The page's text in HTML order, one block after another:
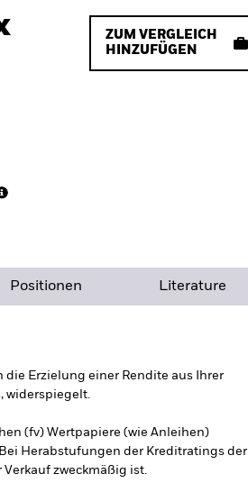
ZUM VERGLEICH
HINZUFÜGEN
Positionen Literature
Erzielung einer Rendite aus Ihrer
widerspiegelt.
(fv) Wertpapiere (wie Anleihen)
Herabstufungen der Kreditratings der
zweckmäßig ist.